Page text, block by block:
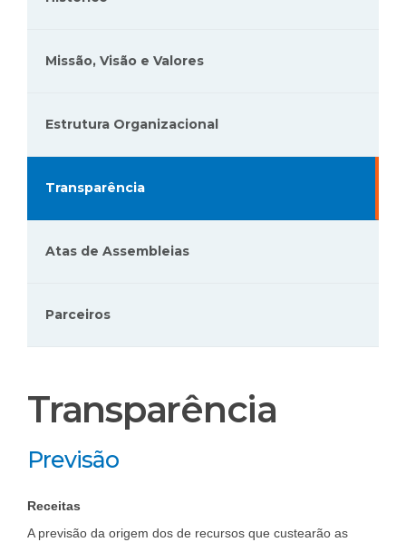
Missão, Visão e Valores
Estrutura Organizacional
Transparência
Atas de Assembleias
Parceiros
Transparência
Previsão
Receitas
A previsão da origem dos de recursos que custearão as